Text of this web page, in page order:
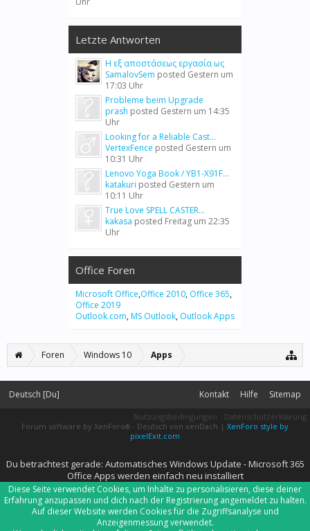
Letzte Antworten
Η εξ αποστάσεως εργασία ως
SamalovSem posted Gestern um
17:03 Uhr
Probleme beim Upgrade
prash posted Gestern um 14:35
Uhr
Looking for a Reliable Cast...
VertexFence posted Gestern um
10:31 Uhr
Lenovo Yoga Book / YB1-X91F...
katakuri posted Gestern um
10:11 Uhr
True Love SPELL CASTER...
kakasa posted Freitag um 22:35
Uhr
Office Foren
Microsoft Office,Office 2010, Office 365,
Office 2019
Outlook.com, MS Outlook, Outlook Apps
Foren Windows 10 Apps
Deutsch [Du] Kontakt Hilfe Sitemap
Nutzungsbedingungen
Datenschutzerklärung
Forum software by XenForo® - Deutsch von xenDach | XenForo style by
pixelExit.com
Du betrachtest gerade: Automatisches Windows Update - Microsoft 365
Office Apps werden einfach neu installiert
Diese Seite verwendet Cookies, um Inhalte zu personalisieren, diese deiner
Erfahrung anzupassen und dich nach der Registrierung angemeldet zu halten.
Auf dieser Website werden Cookies für die Zugriffsanalyse und
Anzeigenmessung verwendet.